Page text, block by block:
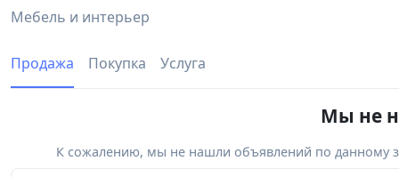
Мебель и интерьер
Продажа Покупка Услуга
Мы не
К сожалению, мы не нашли объявлений по данному